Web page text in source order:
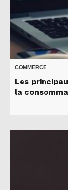
COMMERCE
Les
la